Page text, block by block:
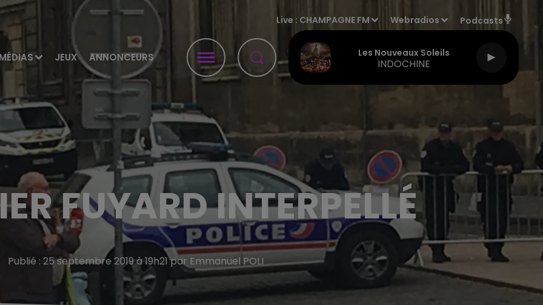
MÉDIAS JEUX ANNONCEURS
Live : CHAMPAGNE FM Webradios Podcasts
Les Nouveaux Soleils
INDOCHINE
FUYARD INTERPELLÉ
Publié : 25 septembre 2019 à 19h21 par Emmanuel POLI